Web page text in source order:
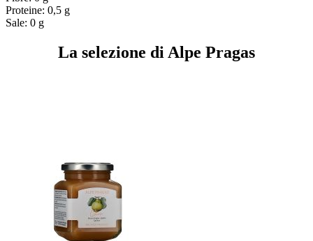
Proteine: 0,5 g
Sale: 0 g
La selezione di Alpe Pragas